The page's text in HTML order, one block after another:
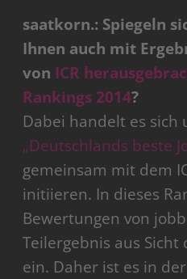
saatkorn.: Spiegeln
Ihnen auch mit
von ICR
Rankings 2014?
Dabei handelt es
„Deutschlands beste
gemeinsam mit dem
initiieren. In dieses
Bewertungen von
Teilergebnis aus
ein. Daher ist es in